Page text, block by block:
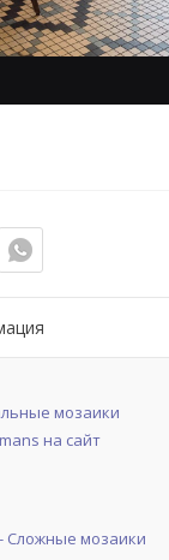
мозаики
на сайт
Сложные мозаики